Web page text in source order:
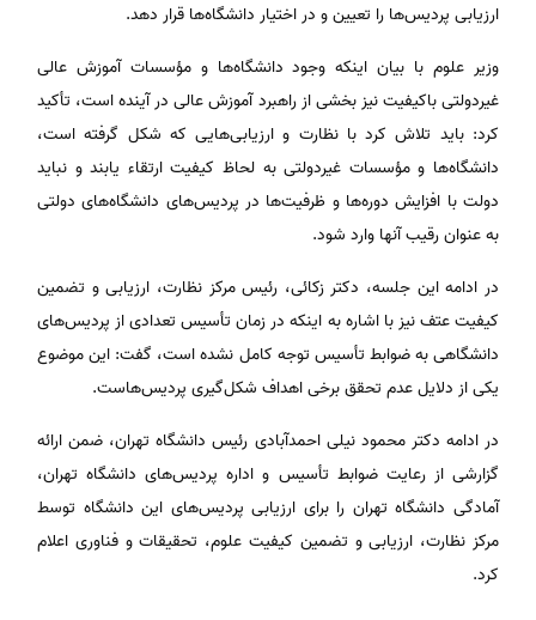
ارزیابی پردیس‌ها را تعیین و در اختیار دانشگاه‌ها قرار دهد.
وزیر علوم با بیان اینکه وجود دانشگاه‌ها و مؤسسات آموزش عالی
غیردولتی باکیفیت نیز بخشی از راهبرد آموزش عالی در آینده است، تأکید
کرد: باید تلاش کرد با نظارت و ارزیابی‌هایی که شکل گرفته است،
دانشگاه‌ها و مؤسسات غیردولتی به لحاظ کیفیت ارتقاء یابند و نباید
دولت با افزایش دوره‌ها و ظرفیت‌ها در پردیس‌های دانشگاه‌های دولتی
به عنوان رقیب آنها وارد شود.
در ادامه این جلسه، دکتر زکائی، رئیس مرکز نظارت، ارزیابی و تضمین
کیفیت عتف نیز با اشاره به اینکه در زمان تأسیس تعدادی از پردیس‌های
دانشگاهی به ضوابط تأسیس توجه کامل نشده است، گفت: این موضوع
یکی از دلایل عدم تحقق برخی اهداف شکل‌گیری پردیس‌هاست.
در ادامه دکتر محمود نیلی احمدآبادی رئیس دانشگاه تهران، ضمن ارائه
گزارشی از رعایت ضوابط تأسیس و اداره پردیس‌های دانشگاه تهران،
آمادگی دانشگاه تهران را برای ارزیابی پردیس‌های این دانشگاه توسط
مرکز نظارت، ارزیابی و تضمین کیفیت علوم، تحقیقات و فناوری اعلام
کرد.